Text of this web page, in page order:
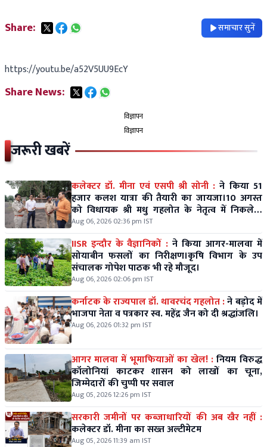
Share: समाचार सुनें
https://youtu.be/a52V5UU9EcY
Share News:
विज्ञापन
विज्ञापन
जरूरी खबरें
कलेक्टर डॉ. मीना एवं एसपी श्री सोनी : ने किया 51
हजार कलश यात्रा की तैयारी का जायजा।10 अगस्त
को विधायक श्री मधु गहलोत के नेतृत्व में निकलेगी
विशाल कलश यात्रा।
Aug 06, 2026 02:36 pm IST
IISR इन्दौर के वैज्ञानिकों : ने किया आगर-मालवा में
सोयाबीन फसलों का निरीक्षण।कृषि विभाग के उप
संचालक गोपेश पाठक भी रहे मौजूद।
Aug 06, 2026 02:06 pm IST
कर्नाटक के राज्यपाल डॉ. थावरचंद गहलोत :ने बड़ोद में
भाजपा नेता व पत्रकार स्व. महेंद्र जैन को दी श्रद्धांजलि।
Aug 06, 2026 01:32 pm IST
आगर मालवा में भूमाफियाओं का खेल! :नियम विरुद्ध
कॉलोनियां काटकर शासन को लाखों का चूना,
जिम्मेदारों की चुप्पी पर सवाल
Aug 05, 2026 12:26 pm IST
सरकारी जमीनों पर कब्जाधारियों की अब खैर नहीं :
कलेक्टर डॉ. मीना का सख्त अल्टीमेटम
Aug 05, 2026 11:39 am IST